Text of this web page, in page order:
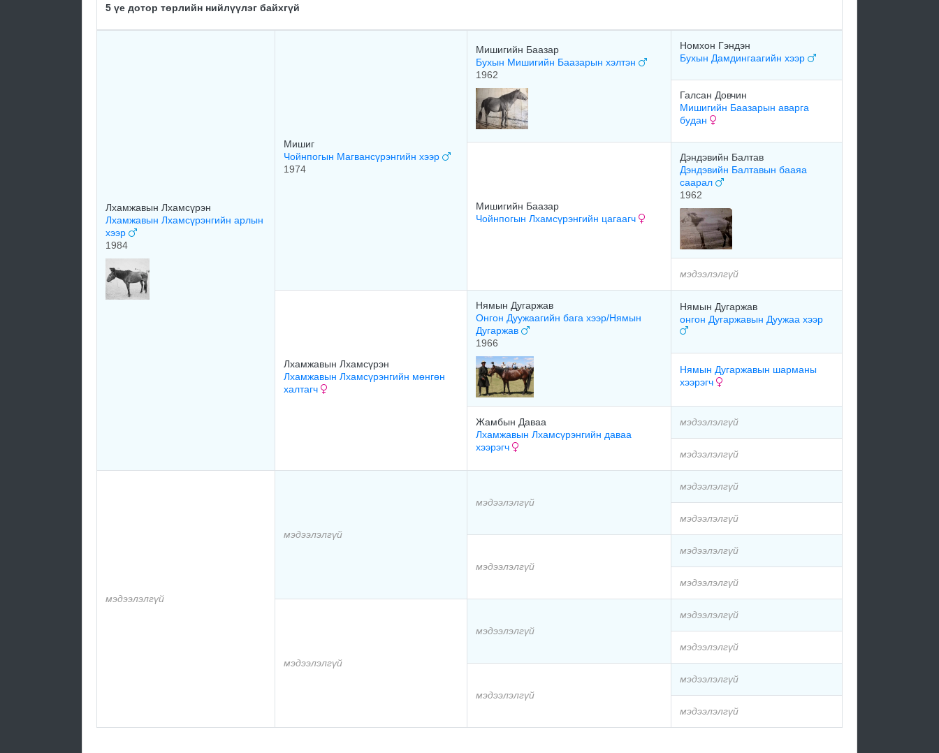
5 үе дотор төрлийн нийлүүлэг байхгүй
Лхамжавын Лхамсүрэн
Лхамжавын Лхамсүрэнгийн арлын
хээр
1984
Мишиг
Чойнпогын Магвансүрэнгийн хээр
1974
Мишигийн Баазар
Бухын Мишигийн Баазарын хэлтэн
1962
Номхон Гэндэн
Бухын Дамдингаагийн хээр
Галсан Довчин
Мишигийн Баазарын аварга
будан
Мишигийн Баазар
Чойнпогын Лхамсүрэнгийн цагаагч
Дэндэвийн Балтав
Дэндэвийн Балтавын бааяа
саарал
1962
мэдээлэлгүй
Лхамжавын Лхамсүрэн
Лхамжавын Лхамсүрэнгийн мөнгөн
халтагч
Нямын Дугаржав
Онгон Дуужаагийн бага хээр/Нямын
Дугаржав
1966
Нямын Дугаржав
онгон Дугаржавын Дуужаа хээр
Нямын Дугаржавын шарманы
хээрэгч
Жамбын Даваа
Лхамжавын Лхамсүрэнгийн даваа
хээрэгч
мэдээлэлгүй
мэдээлэлгүй
мэдээлэлгүй
мэдээлэлгүй
мэдээлэлгүй
мэдээлэлгүй
мэдээлэлгүй
мэдээлэлгүй
мэдээлэлгүй
мэдээлэлгүй
мэдээлэлгүй
мэдээлэлгүй
мэдээлэлгүй
мэдээлэлгүй
мэдээлэлгүй
мэдээлэлгүй
мэдээлэлгүй